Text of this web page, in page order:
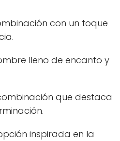
con un toque
lleno de encanto y
que destaca
inspirada en la